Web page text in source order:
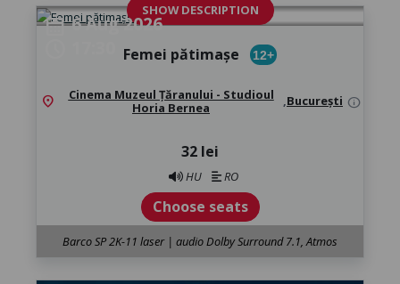
calendar_month6 Aug 2026
SHOW DESCRIPTION
Femei pătimașe 12+
location_on
Cinema Muzeul Țăranului - Studioul
Horia Bernea
,București info
32 lei
HU RO
Choose seats
Barco SP 2K-11 laser | audio Dolby Surround 7.1, Atmos